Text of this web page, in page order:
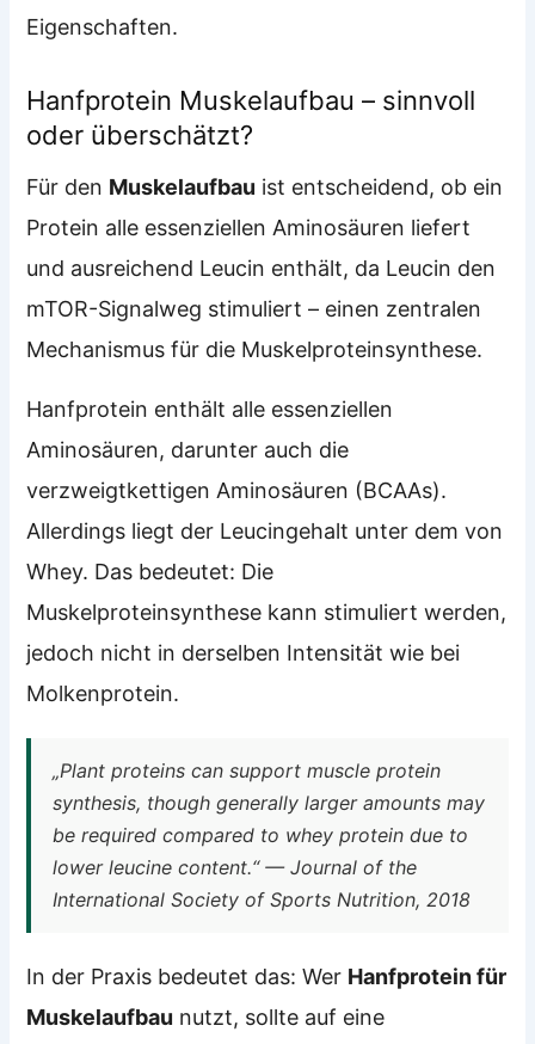
Eigenschaften.
Hanfprotein Muskelaufbau – sinnvoll
oder überschätzt?
Für den Muskelaufbau ist entscheidend, ob ein
Protein alle essenziellen Aminosäuren liefert
und ausreichend Leucin enthält, da Leucin den
mTOR-Signalweg stimuliert – einen zentralen
Mechanismus für die Muskelproteinsynthese.
Hanfprotein enthält alle essenziellen
Aminosäuren, darunter auch die
verzweigtkettigen Aminosäuren (BCAAs).
Allerdings liegt der Leucingehalt unter dem von
Whey. Das bedeutet: Die
Muskelproteinsynthese kann stimuliert werden,
jedoch nicht in derselben Intensität wie bei
Molkenprotein.
„Plant proteins can support muscle protein
synthesis, though generally larger amounts may
be required compared to whey protein due to
lower leucine content.“ — Journal of the
International Society of Sports Nutrition, 2018
In der Praxis bedeutet das: Wer Hanfprotein für
Muskelaufbau nutzt, sollte auf eine